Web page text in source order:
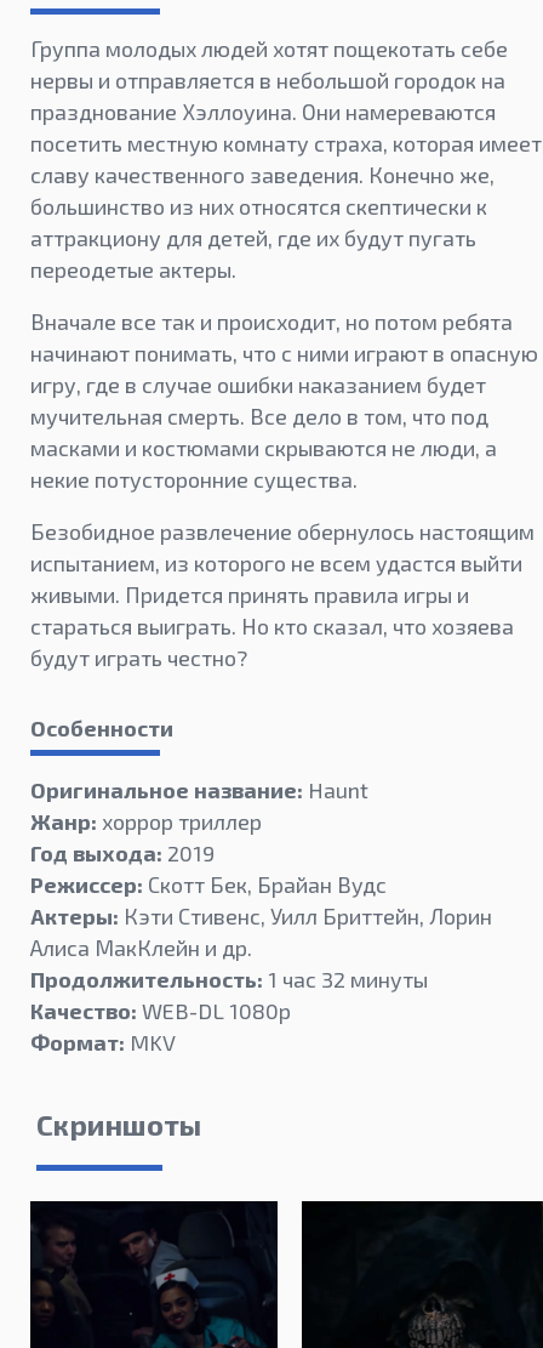
Группа молодых людей хотят пощекотать себе
нервы и отправляется в небольшой городок на
празднование Хэллоуина. Они намереваются
посетить местную комнату страха, которая имеет
славу качественного заведения. Конечно же,
большинство из них относятся скептически к
аттракциону для детей, где их будут пугать
переодетые актеры.
Вначале все так и происходит, но потом ребята
начинают понимать, что с ними играют в опасную
игру, где в случае ошибки наказанием будет
мучительная смерть. Все дело в том, что под
масками и костюмами скрываются не люди, а
некие потусторонние существа.
Безобидное развлечение обернулось настоящим
испытанием, из которого не всем удастся выйти
живыми. Придется принять правила игры и
стараться выиграть. Но кто сказал, что хозяева
будут играть честно?
Особенности
Оригинальное название: Haunt
Жанр: хоррор триллер
Год выхода: 2019
Режиссер: Скотт Бек, Брайан Вудс
Актеры: Кэти Стивенс, Уилл Бриттейн, Лорин
Алиса МакКлейн и др.
Продолжительность: 1 час 32 минуты
Качество: WEB-DL 1080p
Формат: MKV
Скриншоты